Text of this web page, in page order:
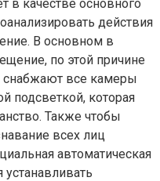
в качестве основного
действия
В основном в
по этой причине
снабжают все камеры
подсветкой, которая
Также чтобы
всех лиц
автоматическая
устанавливать